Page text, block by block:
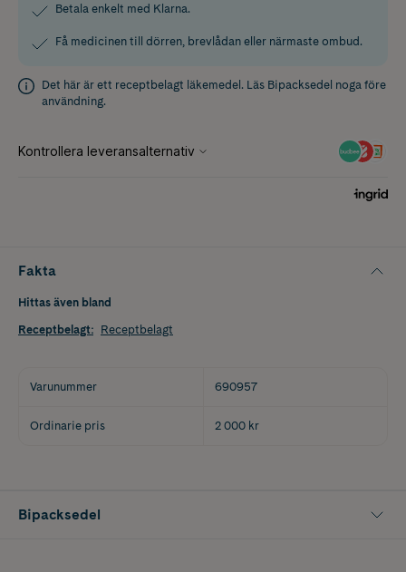
Betala enkelt med Klarna.
Få medicinen till dörren, brevlådan eller närmaste ombud.
Det här är ett receptbelagt läkemedel. Läs Bipacksedel noga före
användning.
Fakta
Hittas även bland
Receptbelagt: Receptbelagt
Varunummer 690957
Ordinarie pris 2 000 kr
Bipacksedel